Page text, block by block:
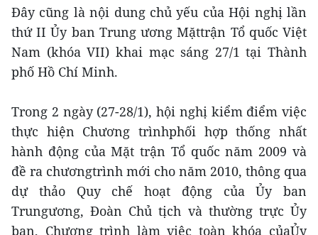
Đây cũng là nội dung chủ yếu của Hội nghị lần
thứ II Ủy ban Trung ương Mặttrận Tổ quốc Việt
Nam (khóa VII) khai mạc sáng 27/1 tại Thành
phố Hồ Chí Minh.
Trong 2 ngày (27-28/1), hội nghị kiểm điểm việc
thực hiện Chương trìnhphối hợp thống nhất
hành động của Mặt trận Tổ quốc năm 2009 và
đề ra chươngtrình mới cho năm 2010, thông qua
dự thảo Quy chế hoạt động của Ủy ban
Trungương, Đoàn Chủ tịch và thường trực Ủy
ban, Chương trình làm việc toàn khóa củaỦy